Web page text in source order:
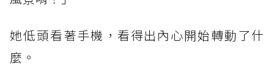
她低頭看著手機，看得出內心開始轉動了什
麼。